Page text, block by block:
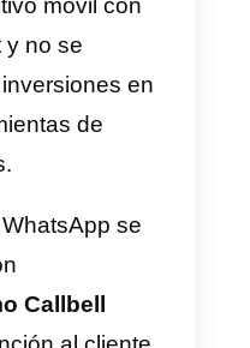
del marketing a
son
tantas que no
todas,
de
al ser una app de
podras